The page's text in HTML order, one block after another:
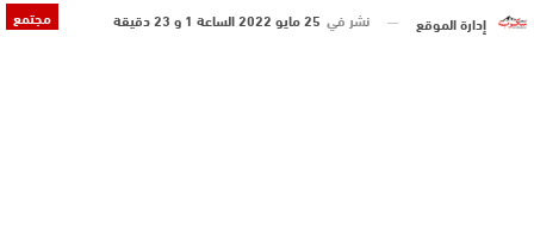
مجتمع إدارة الموقع نشر في 25 مايو 2022 الساعة 1 و 23 دقيقة